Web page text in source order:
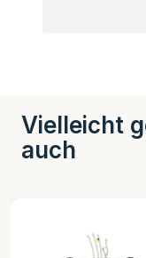
Vielleicht
auch